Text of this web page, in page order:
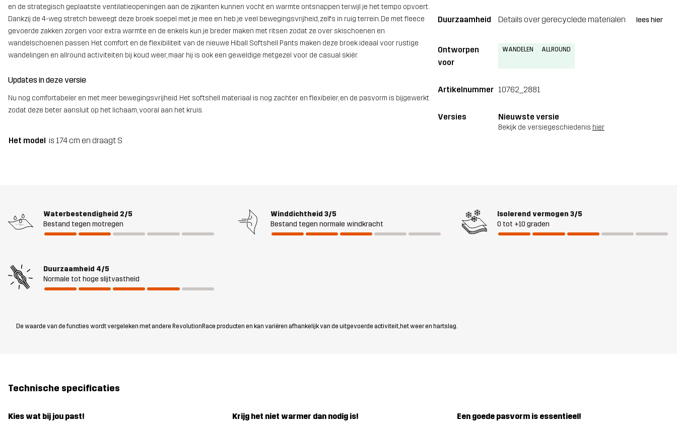
en de strategisch geplaatste ventilatieopeningen aan de zijkanten kunnen vocht en warmte ontsnappen terwijl je het tempo opvoert.
Dankzij de 4-weg stretch beweegt deze broek soepel met je mee en heb je veel bewegingsvrijheid, zelfs in ruig terrein. De met fleece
gevoerde zakken zorgen voor extra warmte en de enkels kun je breder maken met ritsen zodat ze over skischoenen en
wandelschoenen passen. Het comfort en de flexibiliteit van de nieuwe Hiball Softshell Pants maken deze broek ideaal voor rustige
wandelingen en allround activiteiten bij koud weer, maar hij is ook een geweldige metgezel voor de casual skiër.
Updates in deze versie
Nu nog comfortabeler en met meer bewegingsvrijheid. Het softshell materiaal is nog zachter en flexibeler, en de pasvorm is bijgewerkt
zodat deze beter aansluit op het lichaam, vooral aan het kruis.
Het model is 174 cm en draagt S
Duurzaamheid Details over gerecyclede materialen lees hier
Ontworpen
voor
WANDELEN ALLROUND
Artikelnummer 10762_2881
Versies Nieuwste versie
Bekijk de versiegeschiedenis hier
Waterbestendigheid 2/5
Bestand tegen motregen
Winddichtheid 3/5
Bestand tegen normale windkracht
Isolerend vermogen 3/5
0 tot +10 graden
Duurzaamheid 4/5
Normale tot hoge slijtvastheid
De waarde van de functies wordt vergeleken met andere RevolutionRace producten en kan variëren afhankelijk van de uitgevoerde activiteit, het weer en hartslag.
Technische specificaties
Kies wat bij jou past! Krijg het niet warmer dan nodig is! Een goede pasvorm is essentieel!